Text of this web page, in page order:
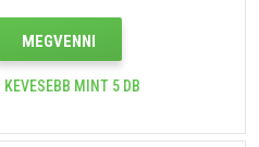
MEGVENNI
MINT 5 DB